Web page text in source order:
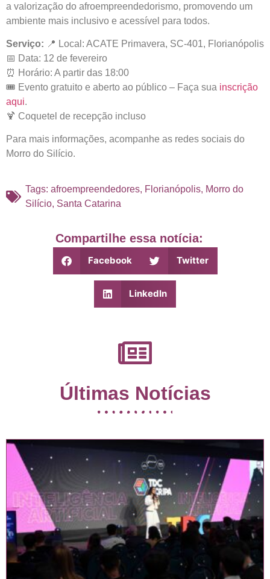
a valorização do afroempreendedorismo, promovendo um
ambiente mais inclusivo e acessível para todos.
Serviço: 📍 Local: ACATE Primavera, SC-401, Florianópolis
📅 Data: 12 de fevereiro
⏰ Horário: A partir das 18:00
🎟️ Evento gratuito e aberto ao público – Faça sua inscrição
aqui.
🍹 Coquetel de recepção incluso
Para mais informações, acompanhe as redes sociais do
Morro do Silício.
Tags: afroempreendedores, Florianópolis, Morro do
Silício, Santa Catarina
Compartilhe essa notícia:
Facebook Twitter
LinkedIn
Últimas Notícias